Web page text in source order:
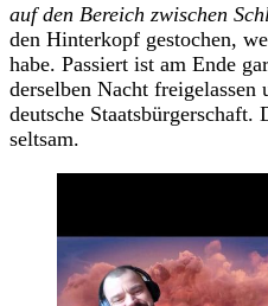
auf den Bereich zwischen
den Hinterkopf gestochen,
habe. Passiert ist am Ende
derselben Nacht
deutsche
seltsam.